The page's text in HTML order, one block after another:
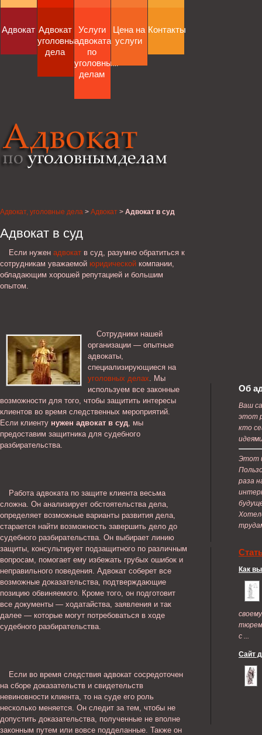
Адвокат Адвокат
уголовные
дела
Услуги
адвоката
по
уголовным
делам
Цена на
услуги
Контакты
Адвокат, уголовные дела > Адвокат > Адвокат в суд
Адвокат в суд
Если нужен адвокат в суд, разумно обратиться к
сотрудникам уважаемой юридической компании,
обладающим хорошей репутацией и большим
опытом.
Сотрудники нашей
организации — опытные
адвокаты,
специализирующиеся на
уголовных делах. Мы
используем все законные
возможности для того, чтобы защитить интересы
клиентов во время следственных мероприятий.
Если клиенту нужен адвокат в суд, мы
предоставим защитника для судебного
разбирательства.
Работа адвоката по защите клиента весьма
сложна. Он анализирует обстоятельства дела,
определяет возможные варианты развития дела,
старается найти возможность завершить дело до
судебного разбирательства. Он выбирает линию
защиты, консультирует подзащитного по различным
вопросам, помогает ему избежать грубых ошибок и
неправильного поведения. Адвокат соберет все
возможные доказательства, подтверждающие
позицию обвиняемого. Кроме того, он подготовит
все документы — ходатайства, заявления и так
далее — которые могут потребоваться в ходе
судебного разбирательства.
Если во время следствия адвокат сосредоточен
на сборе доказательств и свидетельств
невиновности клиента, то на суде его роль
несколько меняется. Он следит за тем, чтобы не
допустить доказательства, полученные не вполне
законным путем или вовсе подделанные. Также он
Об
Ваш
этот
кто
Этот
раза
Как
с ...
Сайт